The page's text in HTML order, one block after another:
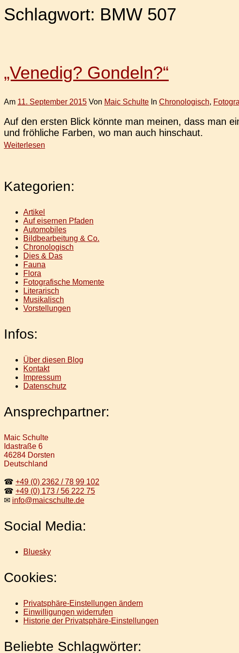
Schlagwort: BMW 507
„Venedig? Gondeln?“
Am 11. September 2015 Von Maic Schulte In Chronologisch,
Auf den ersten Blick könnte man meinen, dass man
und fröh­li­che Farben, wo man auch hinschaut.
Weiterlesen
Kategorien:
Artikel
Auf eisernen Pfaden
Automobiles
Bildbearbeitung & Co.
Chronologisch
Dies & Das
Fauna
Flora
Fotografische Momente
Literarisch
Musikalisch
Vorstellungen
Infos:
Über diesen Blog
Kontakt
Impressum
Datenschutz
Ansprechpartner:
Maic Schulte
Idastraße 6
46284 Dorsten
Deutschland
☎ +49 (0) 2362 / 78 99 102
☎ +49 (0) 173 / 56 222 75
✉ info@maicschulte.de
Social Media:
Bluesky
Cookies:
Privatsphäre-Einstellungen ändern
Einwilligungen widerrufen
Historie der Privatsphäre-Einstellungen
Beliebte Schlagwörter: